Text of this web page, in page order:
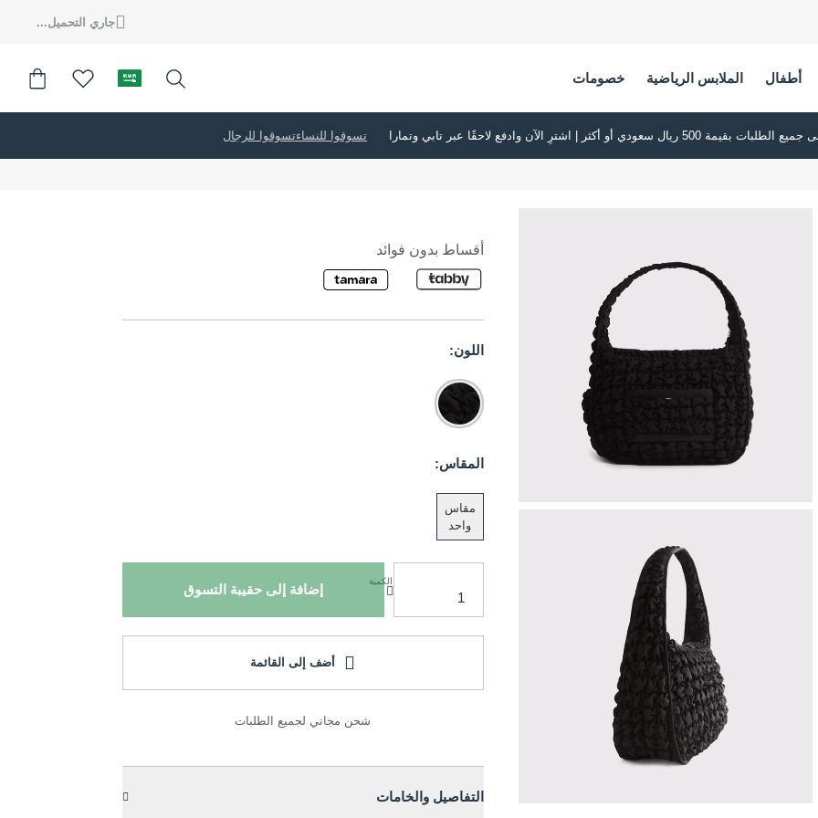
جاري التحميل...
أطفال الملابس الرياضية خصومات
تسوقوا للنساءتسوقوا للرجال
أقساط بدون فوائد
اللون:
المقاس:
مقاس
واحد
الكمية
إضافة إلى حقيبة التسوق
أضف إلى القائمة
شحن مجاني لجميع الطلبات
التفاصيل والخامات